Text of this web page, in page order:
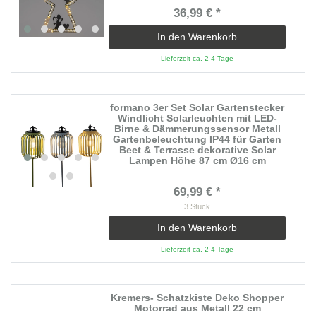
36,99 € *
In den Warenkorb
Lieferzeit ca. 2-4 Tage
formano 3er Set Solar Gartenstecker
Windlicht Solarleuchten mit LED-
Birne & Dämmerungssensor Metall
Gartenbeleuchtung IP44 für Garten
Beet & Terrasse dekorative Solar
Lampen Höhe 87 cm Ø16 cm
69,99 € *
3 Stück
In den Warenkorb
Lieferzeit ca. 2-4 Tage
Kremers- Schatzkiste Deko Shopper
Motorrad aus Metall 22 cm